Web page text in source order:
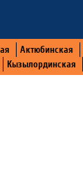
Актюбинская
Кызылординская